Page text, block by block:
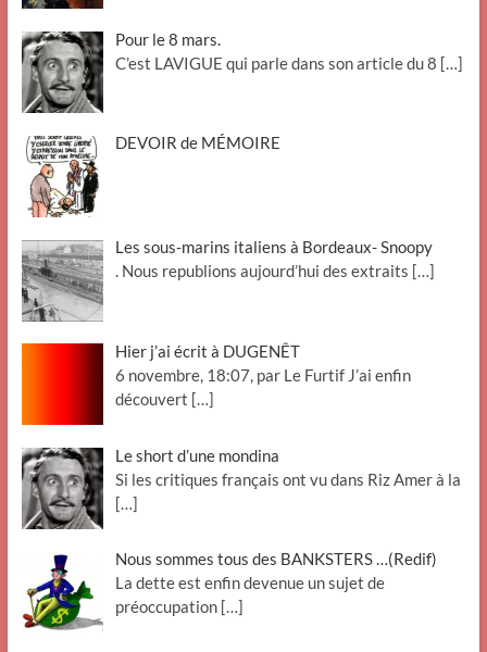
Pour le 8 mars.
C’est LAVIGUE qui parle dans son article du 8 […]
DEVOIR de MÉMOIRE
Les sous-marins italiens à Bordeaux- Snoopy
. Nous republions aujourd’hui des extraits […]
Hier j’ai écrit à DUGENÊT
6 novembre, 18:07, par Le Furtif J’ai enfin
découvert […]
Le short d’une mondina
Si les critiques français ont vu dans Riz Amer à la
[…]
Nous sommes tous des BANKSTERS …(Redif)
La dette est enfin devenue un sujet de
préoccupation […]